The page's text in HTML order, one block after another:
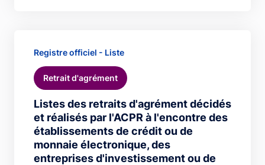
Listes des retraits d'agrément décidés
et réalisés par l'ACPR à l'encontre des
établissements de crédit ou de
monnaie électronique, des
entreprises d'investissement ou de
Registre officiel - Liste
Retrait d'agrément